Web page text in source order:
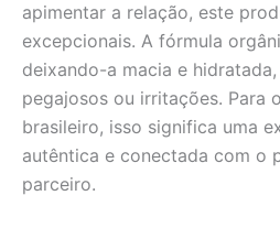
apimentar a relação, este
excepcionais. A fórmula
deixando-a macia e
pegajosos ou irritações. Para
brasileiro, isso significa uma
autêntica e conectada com o
parceiro.